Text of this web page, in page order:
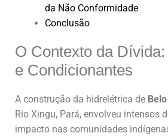
da Não Conformidade
Conclusão
O Contexto da
e Condicionantes
A construção da hidrelétrica de
Rio Xingu, Pará, envolveu intensos
impacto nas comunidades